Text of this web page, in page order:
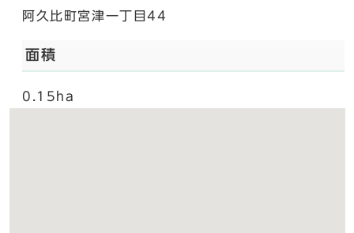
阿久比町宮津一丁目44
面積
0.15ha